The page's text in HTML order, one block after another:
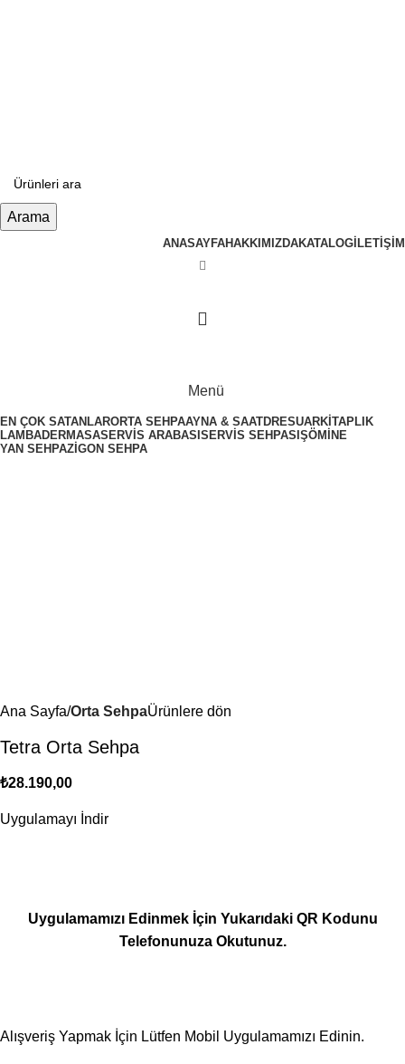
Arama
ANASAYFAHAKKIMIZDAKATALOG İLETIŞIM
Menü
EN ÇOK SATANLARORTA SEHPAAYNA & SAATDRESUARKITAPLIK
LAMBADERMASASERVIS ARABASI SERVIS SEHPASI ŞÖMINE
YAN SEHPAZIGON SEHPA
Ana Sayfa Orta SehpaÜrünlere dön
Tetra Orta Sehpa
₺28.190,00
Uygulamayı İndir
Uygulamamızı Edinmek İçin Yukarıdaki QR Kodunu
Telefonunuza Okutunuz.
Alışveriş Yapmak İçin Lütfen Mobil Uygulamamızı Edinin.